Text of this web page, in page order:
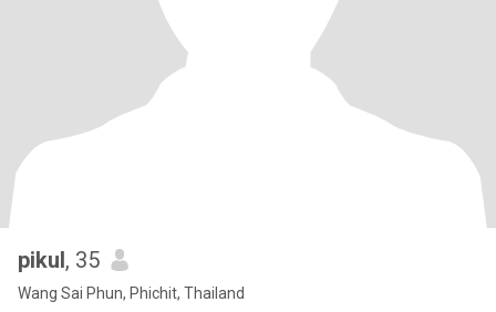
pikul, 35
Wang Sai Phun, Phichit, Thailand